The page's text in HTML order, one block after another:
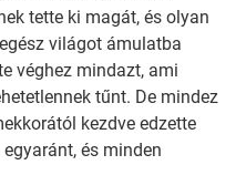
tette ki magát, és olyan
világot ámulatba
véghez mindazt, ami
tűnt. De mindez
kezdve edzette
és minden